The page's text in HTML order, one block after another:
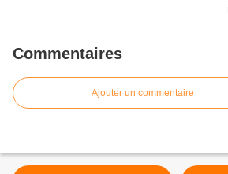
Commentaires
Ajouter un commentaire